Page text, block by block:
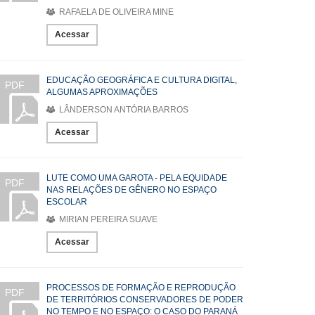
RAFAELA DE OLIVEIRA MINE
Acessar
PDF
EDUCAÇÃO GEOGRÁFICA E CULTURA DIGITAL,
ALGUMAS APROXIMAÇÕES
LÂNDERSON ANTÓRIA BARROS
Acessar
PDF
LUTE COMO UMA GAROTA - PELA EQUIDADE
NAS RELAÇÕES DE GÊNERO NO ESPAÇO
ESCOLAR
MIRIAN PEREIRA SUAVE
Acessar
PDF
PROCESSOS DE FORMAÇÃO E REPRODUÇÃO
DE TERRITÓRIOS CONSERVADORES DE PODER
NO TEMPO E NO ESPAÇO: O CASO DO PARANÁ